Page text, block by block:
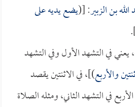
بن الزبير: [(يضع يديه على
يعني في التشهد الأول وفي التشهد
والأربع)]، في الاثنتين يقصد
في التشهد الثاني، ومثله الصلاة